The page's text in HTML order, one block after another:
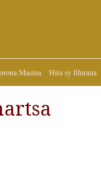
Masina Hira sy fihirana